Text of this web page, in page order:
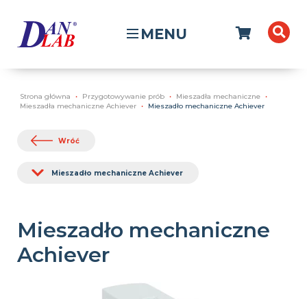
MENU
Strona główna Przygotowywanie prób
Mieszadła mechaniczne
Mieszadła mechaniczne Achiever
Mieszadło mechaniczne Achiever
Wróć
Mieszadło mechaniczne Achiever
Mieszadło mechaniczne
Achiever